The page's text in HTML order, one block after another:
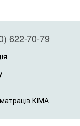
622-70-79
КІМА